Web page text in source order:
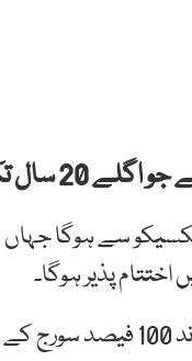
سے ہوگا
پذیر ہوگا۔